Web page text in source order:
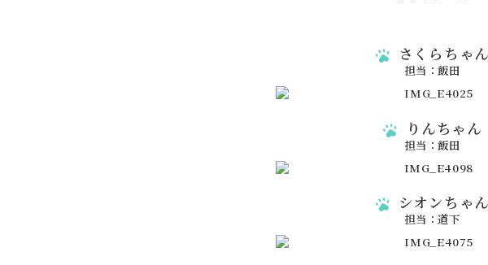
さくらちゃん
担当：飯田
りんちゃん
担当：飯田
シオンちゃん
担当：道下